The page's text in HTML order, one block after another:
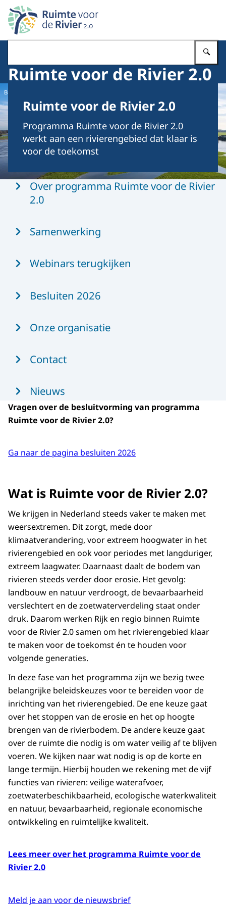
Naar de homepage van Ruimte voor de rivier 2.0
Ruimte voor de Rivier 2.0
Beeld: Tineke Dijkstra
Ruimte voor de Rivier 2.0
Programma Ruimte voor de Rivier 2.0
werkt aan een rivierengebied dat klaar is
voor de toekomst
MenuOver programma Ruimte voor de Rivier
2.0
Samenwerking
Webinars terugkijken
Besluiten 2026
Onze organisatie
Contact
Nieuws
Vragen over de besluitvorming van programma
Ruimte voor de Rivier 2.0?
Ga naar de pagina besluiten 2026
Wat is Ruimte voor de Rivier 2.0?
We krijgen in Nederland steeds vaker te maken met
weersextremen. Dit zorgt, mede door
klimaatverandering, voor extreem hoogwater in het
rivierengebied en ook voor periodes met langduriger,
extreem laagwater. Daarnaast daalt de bodem van
rivieren steeds verder door erosie. Het gevolg:
landbouw en natuur verdroogt, de bevaarbaarheid
verslechtert en de zoetwaterverdeling staat onder
druk. Daarom werken Rijk en regio binnen Ruimte
voor de Rivier 2.0 samen om het rivierengebied klaar
te maken voor de toekomst én te houden voor
volgende generaties.
In deze fase van het programma zijn we bezig twee
belangrijke beleidskeuzes voor te bereiden voor de
inrichting van het rivierengebied. De ene keuze gaat
over het stoppen van de erosie en het op hoogte
brengen van de rivierbodem. De andere keuze gaat
over de ruimte die nodig is om water veilig af te blijven
voeren. We kijken naar wat nodig is op de korte en
lange termijn. Hierbij houden we rekening met de vijf
functies van rivieren: veilige waterafvoer,
zoetwaterbeschikbaarheid, ecologische waterkwaliteit
en natuur, bevaarbaarheid, regionale economische
ontwikkeling en ruimtelijke kwaliteit.
Lees meer over het programma Ruimte voor de
Rivier 2.0
Meld je aan voor de nieuwsbrief